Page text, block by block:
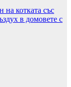
на котката със
в домовете с